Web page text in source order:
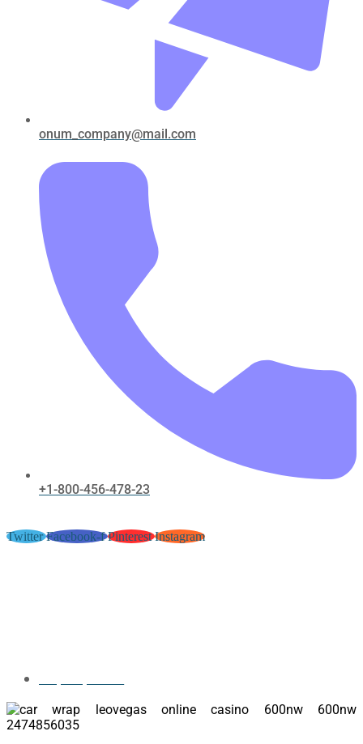
onum_company@mail.com
+1-800-456-478-23
Twitter Facebook-f Pinterest Instagram